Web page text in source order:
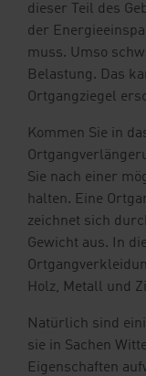
dieser Teil des
der
muss. Umso
Belastung. Das
Ortgangziegel
Kommen Sie in
Sie nach einer
halten. Eine
zeichnet sich
Gewicht aus. In
Holz, Metall und
Natürlich sind
sie in Sachen
Eigenschaften